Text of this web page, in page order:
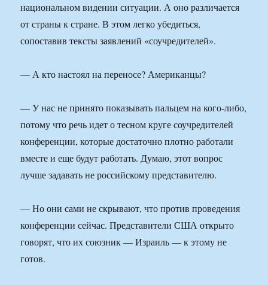
национальном видении ситуации. А оно различается
от страны к стране. В этом легко убедиться,
сопоставив тексты заявлений «соучредителей».
— А кто настоял на переносе? Американцы?
— У нас не принято показывать пальцем на кого-либо,
потому что речь идет о тесном круге соучредителей
конференции, которые достаточно плотно работали
вместе и еще будут работать. Думаю, этот вопрос
лучше задавать не российскому представителю.
— Но они сами не скрывают, что против проведения
конференции сейчас. Представители США открыто
говорят, что их союзник — Израиль — к этому не
готов.